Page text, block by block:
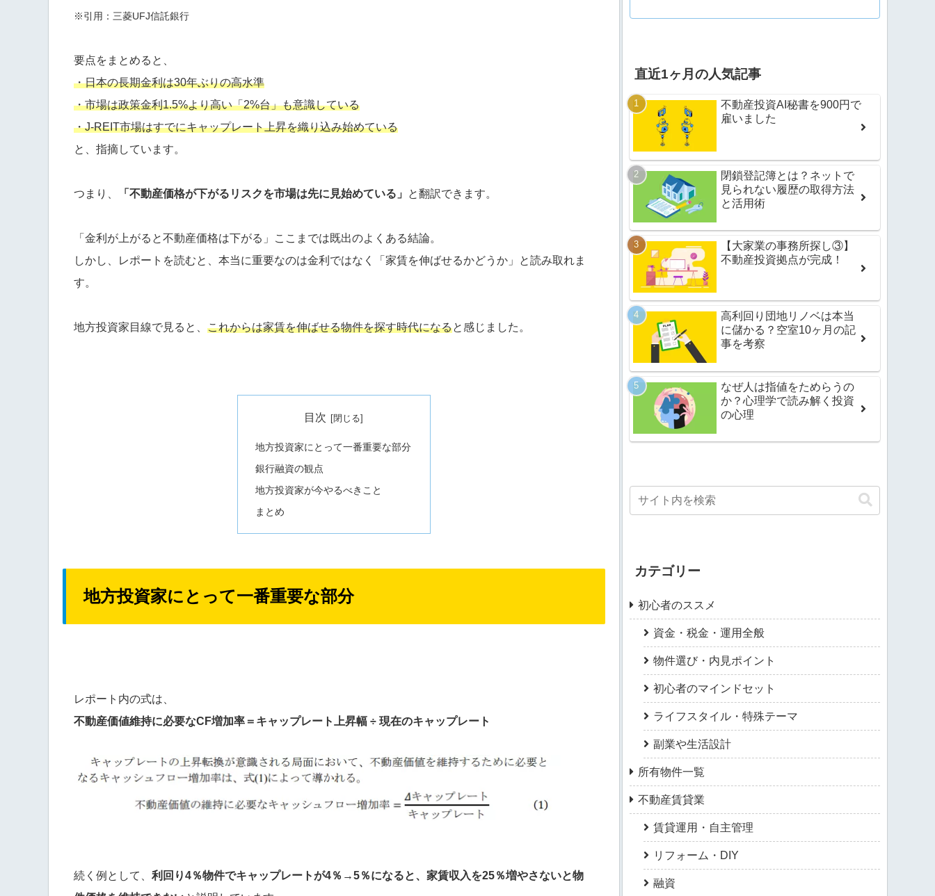
※引用：三菱UFJ信託銀行
要点をまとめると、
・日本の長期金利は30年ぶりの高水準
・市場は政策金利1.5%より高い「2%台」も意識している
・J-REIT市場はすでにキャップレート上昇を織り込み始めている
と、指摘しています。
つまり、 「不動産価格が下がるリスクを市場は先に見始めている」 と翻訳できます。
「金利が上がると不動産価格は下がる」ここまでは既出のよくある結論。
しかし、レポートを読むと、本当に重要なのは金利ではなく「家賃を伸ばせるかどうか」と読み取れま
す。
地方投資家目線で見ると、 これからは家賃を伸ばせる物件を探す時代になると感じました。
目次
地方投資家にとって一番重要な部分
銀行融資の観点
地方投資家が今やるべきこと
まとめ
地方投資家にとって一番重要な部分
レポート内の式は、
不動産価値維持に必要なCF増加率＝キャップレート上昇幅 ÷ 現在のキャップレート
続く例として、 利回り4％物件でキャップレートが4％→5％になると、家賃収入を25％増やさないと物
直近1ヶ月の人気記事
不動産投資AI秘書を900円で
雇いました
閉鎖登記簿とは？ネットで
見られない履歴の取得方法
と活用術
【大家業の事務所探し③】
不動産投資拠点が完成！
高利回り団地リノベは本当
に儲かる？空室10ヶ月の記
事を考察
なぜ人は指値をためらうの
か？心理学で読み解く投資
の心理
カテゴリー
初心者のススメ
資金・税金・運用全般
物件選び・内見ポイント
初心者のマインドセット
ライフスタイル・特殊テーマ
副業や生活設計
所有物件一覧
不動産賃貸業
賃貸運用・自主管理
リフォーム・DIY
融資